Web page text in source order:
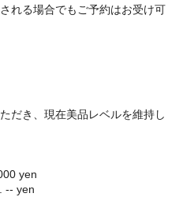
れる場合でもご予約はお受け可
だき、現在美品レベルを維持し
yen
-- yen